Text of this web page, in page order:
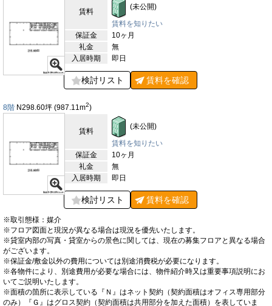
賃料
(未公開)
賃料を知りたい
保証金
10ヶ月
礼金
無
入居時期
即日
検討リスト 賃料を確認
8階 N298.60坪 (987.11m2)
賃料
(未公開)
賃料を知りたい
保証金
10ヶ月
礼金
無
入居時期
即日
検討リスト 賃料を確認
※取引態様：媒介
※フロア図面と現況が異なる場合は現況を優先いたします。
※貸室内部の写真・貸室からの景色に関しては、現在の募集フロアと異なる場合
がございます。
※保証金/敷金以外の費用については別途消費税が必要になります。
※各物件により、別途費用が必要な場合には、物件紹介時又は重要事項説明にお
いてご説明いたします。
※面積の箇所に表示している『Ｎ』はネット契約（契約面積はオフィス専用部分
のみ）『Ｇ』はグロス契約（契約面積は共用部分を加えた面積）を表していま